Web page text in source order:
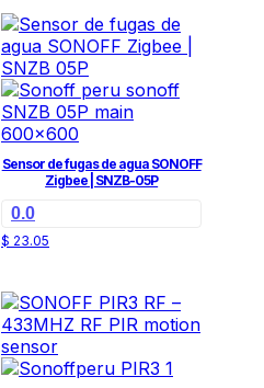
Sensor de fugas de agua SONOFF
Zigbee | SNZB-05P
0.0
$ 23.05